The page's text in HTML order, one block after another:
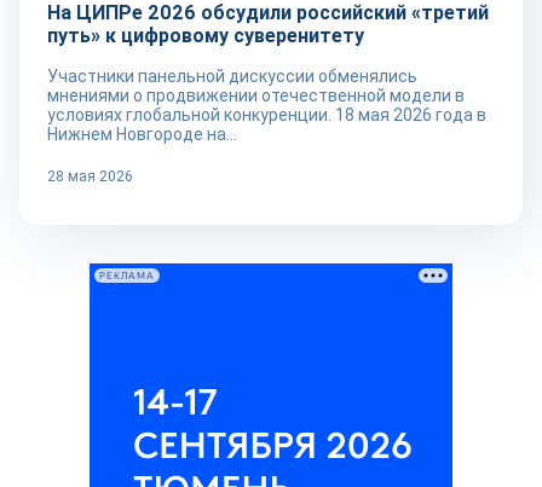
На ЦИПРе 2026 обсудили российский «третий
путь» к цифровому суверенитету
Участники панельной дискуссии обменялись
мнениями о продвижении отечественной модели в
условиях глобальной конкуренции. 18 мая 2026 года в
Нижнем Новгороде на...
28 мая 2026
РЕКЛАМА